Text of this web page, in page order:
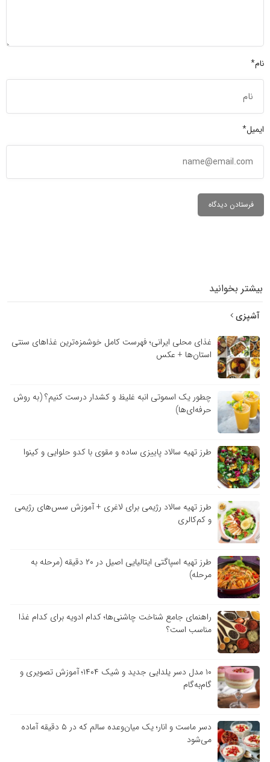
نام*
ایمیل*
بیشتر بخوانید
آشپزی
غذای محلی ایرانی؛ فهرست کامل خوشمزه‌ترین غذاهای سنتی
استان‌ها + عکس
چطور یک اسموتی انبه غلیظ و کشدار درست کنیم؟ (به روش
حرفه‌ای‌ها)
طرز تهیه سالاد پاییزی ساده و مقوی با کدو حلوایی و کینوا
طرز تهیه سالاد رژیمی برای لاغری + آموزش سس‌های رژیمی
و کم‌کالری
طرز تهیه اسپاگتی ایتالیایی اصیل در ۲۰ دقیقه (مرحله به
مرحله)
راهنمای جامع شناخت چاشنی‌ها؛ کدام ادویه برای کدام غذا
مناسب است؟
۱۰ مدل دسر یلدایی جدید و شیک ۱۴۰۴؛ آموزش تصویری و
گام‌به‌گام
دسر ماست و انار؛ یک میان‌وعده سالم که در ۵ دقیقه آماده
می‌شود